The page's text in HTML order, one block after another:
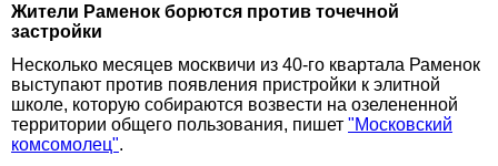
Жители Раменок борются против точечной
застройки
Несколько месяцев москвичи из 40-го квартала Раменок
выступают против появления пристройки к элитной
школе, которую собираются возвести на озелененной
территории общего пользования, пишет "Московский
комсомолец".